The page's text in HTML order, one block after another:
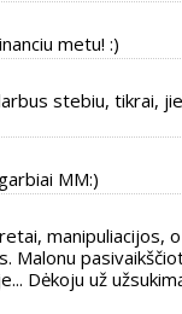
metu! :)
stebiu, tikrai, jie
MM:)
manipuliacijos,
Malonu
Dėkoju už